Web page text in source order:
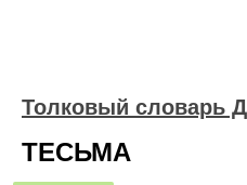
Толковый словарь
ТЕСЬМА